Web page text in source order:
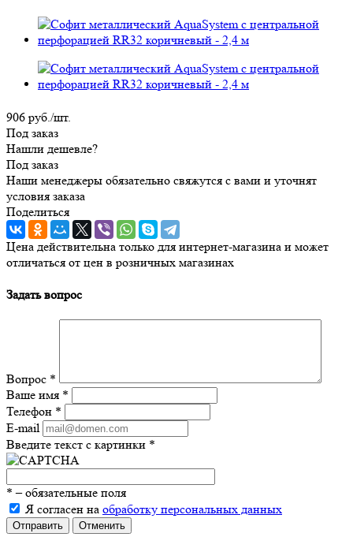
906 руб./шт.
Под заказ
Нашли дешевле?
Под заказ
Наши менеджеры обязательно свяжутся с вами и уточнят
условия заказа
Поделиться
Цена действительна только для интернет-магазина и может
отличаться от цен в розничных магазинах
Задать вопрос
Вопрос *
Ваше имя *
Телефон *
E-mail
Введите текст с картинки *
* – обязательные поля
Я согласен на обработку персональных данных
Отправить Отменить